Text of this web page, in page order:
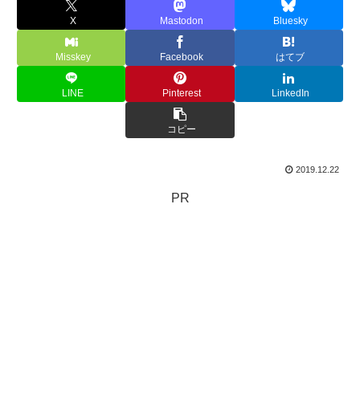
X Mastodon Bluesky
Misskey Facebook はてブ
LINE Pinterest LinkedIn
コピー
2019.12.22
PR